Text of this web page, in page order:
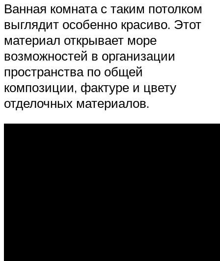
Ванная комната с таким потолком
выглядит особенно красиво. Этот
материал открывает море
возможностей в организации
пространства по общей
композиции, фактуре и цвету
отделочных материалов.